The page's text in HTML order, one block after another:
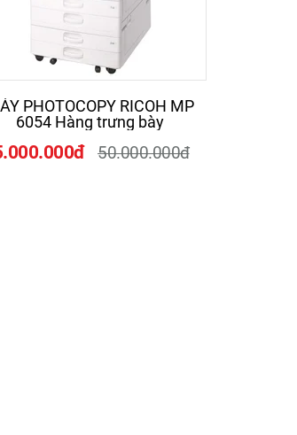
PHOTOCOPY RICOH MP
6054 Hàng trưng bày
50.000.000đ